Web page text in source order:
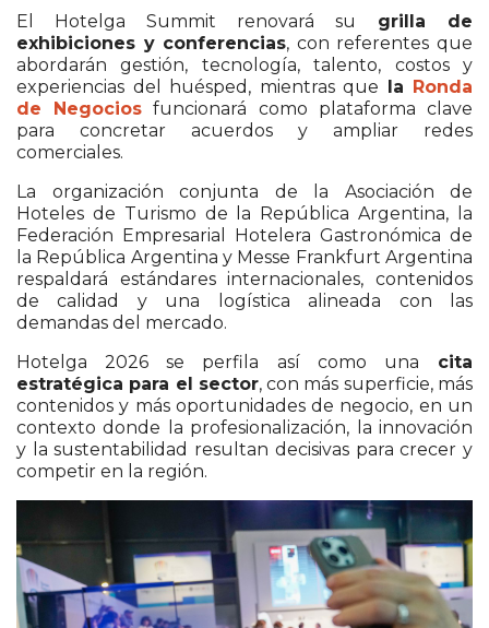
El Hotelga Summit renovará su
grilla de
exhibiciones y conferencias, con referentes que
abordarán gestión, tecnología, talento, costos y
experiencias del huésped, mientras que
la
Ronda
de Negocios funcionará como plataforma clave
para concretar acuerdos y ampliar redes
comerciales.
La organización conjunta de la Asociación de
Hoteles de Turismo de la República Argentina, la
Federación Empresarial Hotelera Gastronómica de
la República Argentina y Messe Frankfurt Argentina
respaldará estándares internacionales, contenidos
de calidad y una logística alineada con las
demandas del mercado.
Hotelga 2026 se perfila así como una cita
estratégica para el sector, con más superficie, más
contenidos y más oportunidades de negocio, en un
contexto donde la profesionalización, la innovación
y la sustentabilidad resultan decisivas para crecer y
competir en la región.